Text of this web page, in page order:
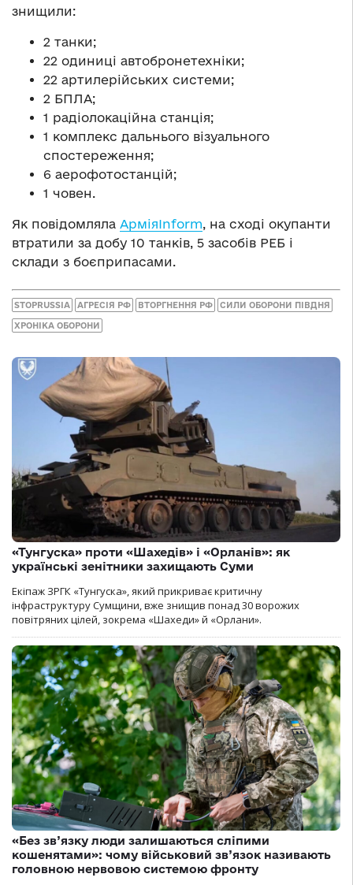
знищили:
2 танки;
22 одиниці автобронетехніки;
22 артилерійських системи;
2 БПЛА;
1 радіолокаційна станція;
1 комплекс дальнього візуального
спостереження;
6 аерофотостанцій;
1 човен.
Як повідомляла АрміяInform, на сході окупанти
втратили за добу 10 танків, 5 засобів РЕБ і
склади з боєприпасами.
STOPRUSSIA АГРЕСІЯ РФ ВТОРГНЕННЯ РФ СИЛИ ОБОРОНИ ПІВДНЯ
ХРОНІКА ОБОРОНИ
«Тунгуска» проти «Шахедів» і «Орланів»: як
українські зенітники захищають Суми
Екіпаж ЗРГК «Тунгуска», який прикриває критичну
інфраструктуру Сумщини, вже знищив понад 30 ворожих
повітряних цілей, зокрема «Шахеди» й «Орлани».
«Без зв’язку люди залишаються сліпими
кошенятами»: чому військовий зв’язок називають
головною нервовою системою фронту